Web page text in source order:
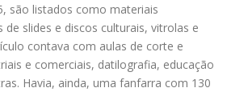
são listados como materiais
de slides e discos culturais, vitrolas e
contava com aulas de corte e
e comerciais, datilografia, educação
Havia, ainda, uma fanfarra com 130